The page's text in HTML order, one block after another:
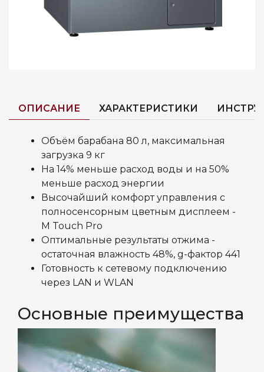
ОПИСАНИЕ ХАРАКТЕРИСТИКИ
Объём барабана 80 л, максимальная
загрузка 9 кг
На 14% меньше расход воды и на 50%
меньше расход энергии
Высочайший комфорт управления с
полносенсорным цветным дисплеем -
M Touch Pro
Оптимальные результаты отжима -
остаточная влажность 48%, g-фактор 441
Готовность к сетевому подключению
через LAN и WLAN
Основные преимущества